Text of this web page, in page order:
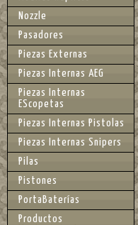
Nozzle
Pasadores
Piezas Externas
Piezas Internas AEG
Piezas Internas
EScopetas
Piezas Internas Pistolas
Piezas Internas Snipers
Pilas
Pistones
PortaBaterías
Productos